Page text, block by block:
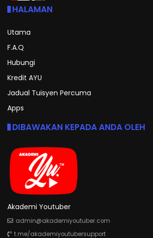
HALAMAN
Utama
F.A.Q
Hubungi
Kredit AYU
Jadual Tuisyen Percuma
Apps
DIBAWAKAN KEPADA ANDA OLEH
Akademi Youtuber
admin@akademiyoutuber.com
t.me/akademiyoutubersupport